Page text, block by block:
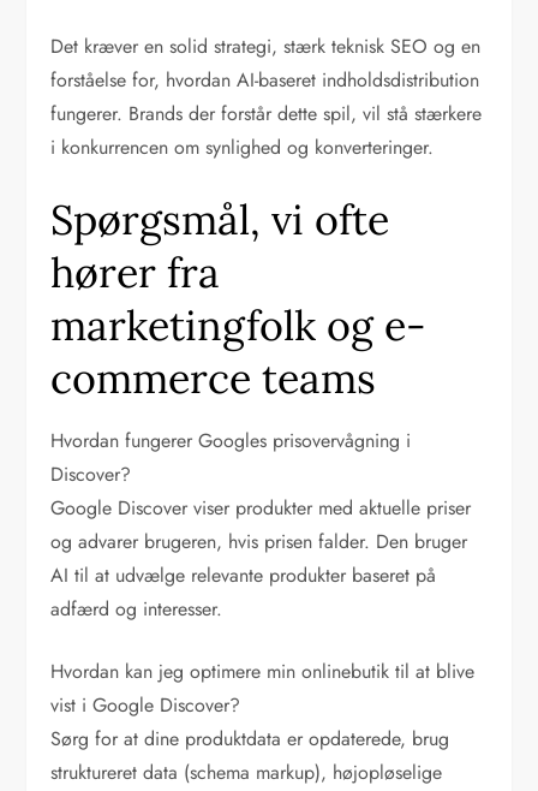
Det kræver en solid strategi, stærk teknisk SEO og en
forståelse for, hvordan AI-baseret indholdsdistribution
fungerer. Brands der forstår dette spil, vil stå stærkere
i konkurrencen om synlighed og konverteringer.
Spørgsmål, vi ofte
hører fra
marketingfolk og e-
commerce teams
Hvordan fungerer Googles prisovervågning i
Discover?
Google Discover viser produkter med aktuelle priser
og advarer brugeren, hvis prisen falder. Den bruger
AI til at udvælge relevante produkter baseret på
adfærd og interesser.
Hvordan kan jeg optimere min onlinebutik til at blive
vist i Google Discover?
Sørg for at dine produktdata er opdaterede, brug
struktureret data (schema markup), højopløselige